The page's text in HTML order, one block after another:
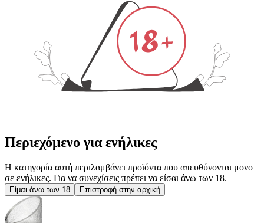
Περιεχόμενο για ενήλικες
Η κατηγορία αυτή περιλαμβάνει προϊόντα που απευθύνονται μονο
σε ενήλικες. Για να συνεχίσεις πρέπει να είσαι άνω των 18.
Είμαι άνω των 18 Επιστροφή στην αρχική